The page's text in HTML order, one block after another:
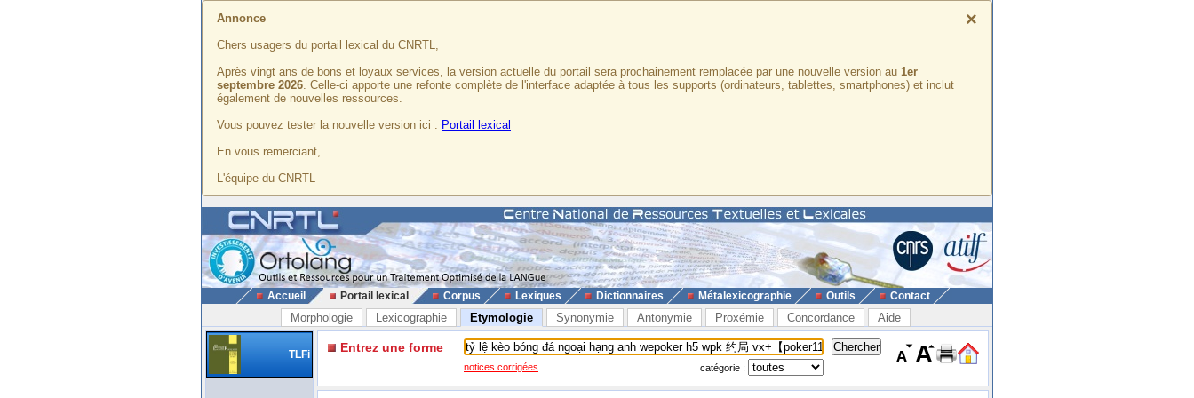
×
Annonce
Chers usagers du portail lexical du CNRTL,
Après vingt ans de bons et loyaux services, la version actuelle du portail sera prochainement remplacée par une nouvelle version au 1er
septembre 2026. Celle-ci apporte une refonte complète de l'interface adaptée à tous les supports (ordinateurs, tablettes, smartphones) et inclut
également de nouvelles ressources.
Vous pouvez tester la nouvelle version ici : Portail lexical
En vous remerciant,
L'équipe du CNRTL
Accueil Portail lexical Corpus Lexiques Dictionnaires Métalexicographie Outils Contact
Morphologie Lexicographie Etymologie Synonymie Antonymie Proxémie Concordance Aide
TLFi Entrez une forme
notices corrigées catégorie :